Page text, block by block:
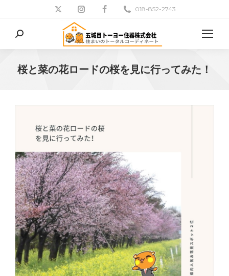
018-852-2743
検
索:
桜と菜の花ロードの桜を見に行ってみた！